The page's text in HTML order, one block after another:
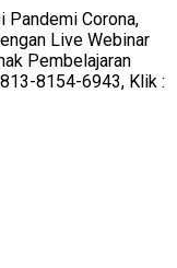
Pandemi Corona,
Live Webinar
Pembelajaran
8154-6943, Klik :